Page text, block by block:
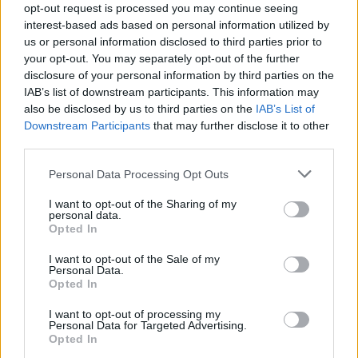
opt-out request is processed you may continue seeing
interest-based ads based on personal information utilized by
us or personal information disclosed to third parties prior to
your opt-out. You may separately opt-out of the further
disclosure of your personal information by third parties on the
IAB’s list of downstream participants. This information may
also be disclosed by us to third parties on the IAB’s List of
Downstream Participants that may further disclose it to other
Please note that this website/app uses one or more Google
not limited to your visit or usage behaviour. You may click to
grant or deny consent to Google and its third-party tags to
use your data for below specified purposes in below Google
consent section.
Personal Data Processing Opt Outs
I want to opt-out of the Sharing of my
personal data.
Opted In
I want to opt-out of the Sale of my
Personal Data.
Opted In
I want to opt-out of processing my
Personal Data for Targeted Advertising.
Opted In
Medgar
8 éve
@sas70: Ezt a 6 tonnát fejtsd ki bővebben, mert az
ált. iskolai fizika alpján sehogy sem jön ki....
8 éve
@Medgar: Pascal F=vízoszlop magasság x sűrűsség
x gravitáció, és minden irányba gyengítetlenül
méterre, az alját 3 tonna, a közepét két tonna, a felső
részt meg egy tonna nyomja. Persze ennél nyilván
vonatkozik.